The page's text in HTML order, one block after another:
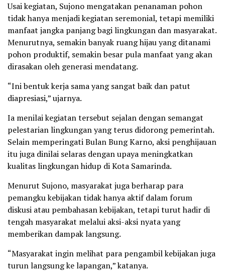
Usai kegiatan, Sujono mengatakan penanaman pohon
tidak hanya menjadi kegiatan seremonial, tetapi memiliki
manfaat jangka panjang bagi lingkungan dan masyarakat.
Menurutnya, semakin banyak ruang hijau yang ditanami
pohon produktif, semakin besar pula manfaat yang akan
dirasakan oleh generasi mendatang.
“Ini bentuk kerja sama yang sangat baik dan patut
diapresiasi,” ujarnya.
Ia menilai kegiatan tersebut sejalan dengan semangat
pelestarian lingkungan yang terus didorong pemerintah.
Selain memperingati Bulan Bung Karno, aksi penghijauan
itu juga dinilai selaras dengan upaya meningkatkan
kualitas lingkungan hidup di Kota Samarinda.
Menurut Sujono, masyarakat juga berharap para
pemangku kebijakan tidak hanya aktif dalam forum
diskusi atau pembahasan kebijakan, tetapi turut hadir di
tengah masyarakat melalui aksi-aksi nyata yang
memberikan dampak langsung.
“Masyarakat ingin melihat para pengambil kebijakan juga
turun langsung ke lapangan,” katanya.